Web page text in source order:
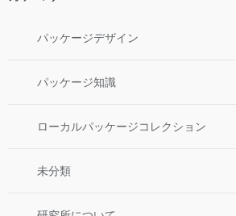
パッケージデザイン
パッケージ知識
ローカルパッケージコレクション
未分類